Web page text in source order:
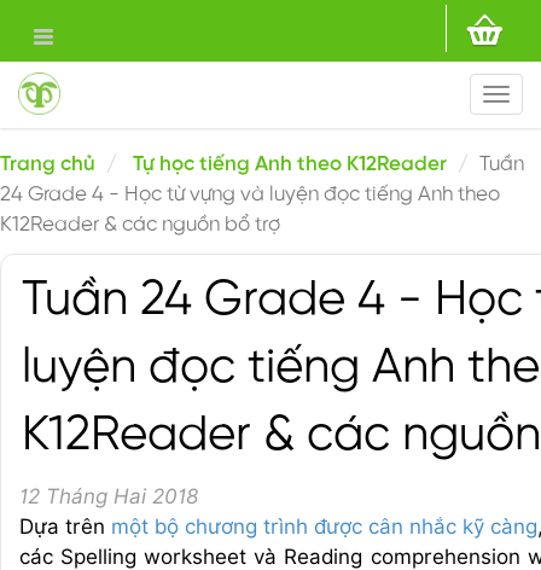
Trang chủ Tự học tiếng Anh theo K12Reader
Tuần
24 Grade 4 - Học từ vựng và luyện đọc tiếng Anh theo
K12Reader & các nguồn bổ trợ
Tuần 24 Grade 4 - Học
luyện đọc tiếng Anh
K12Reader & các
12 Tháng Hai 2018
Dựa trên một bộ chương trình được cân nhắc kỹ càng
các Spelling worksheet và Reading comprehension